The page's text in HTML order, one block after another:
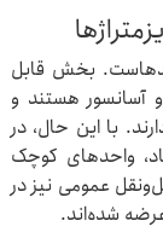
بخش قابل
پارکینگ و آسانسور هستند و
با این حال، در
واحدهای کوچک
عمومی نیز در
شده‌اند.